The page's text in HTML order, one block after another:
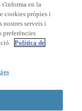
Avís legal
s'informa en la
cookies pròpies i
nostres serveis i
preferències
Política de